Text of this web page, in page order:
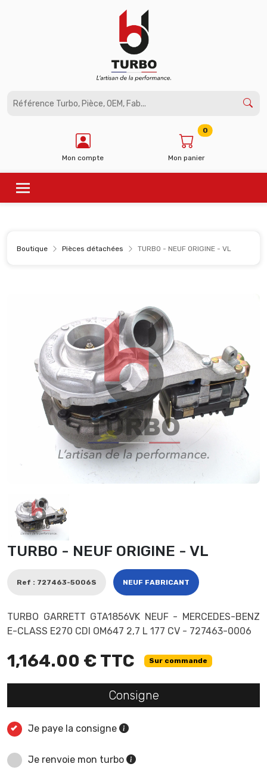
Mon compte Mon panier
0
Boutique Pièces détachées TURBO - NEUF ORIGINE - VL
TURBO - NEUF ORIGINE - VL
Ref : 727463-5006S NEUF FABRICANT
TURBO GARRETT GTA1856VK NEUF - MERCEDES-BENZ
E-CLASS E270 CDI OM647 2,7 L 177 CV - 727463-0006
1,164.00 € TTC Sur commande
Consigne
Je paye la consigne
Je renvoie mon turbo
Panneau de gestion des cookies